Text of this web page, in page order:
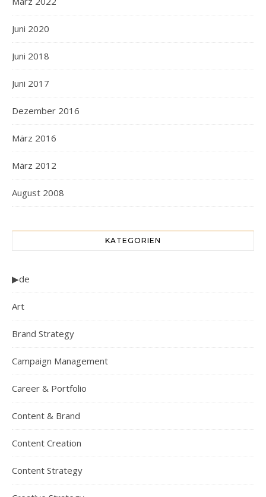
Juni 2020
Juni 2018
Juni 2017
Dezember 2016
März 2016
März 2012
August 2008
KATEGORIEN
▶de
Art
Brand Strategy
Campaign Management
Career & Portfolio
Content & Brand
Content Creation
Content Strategy